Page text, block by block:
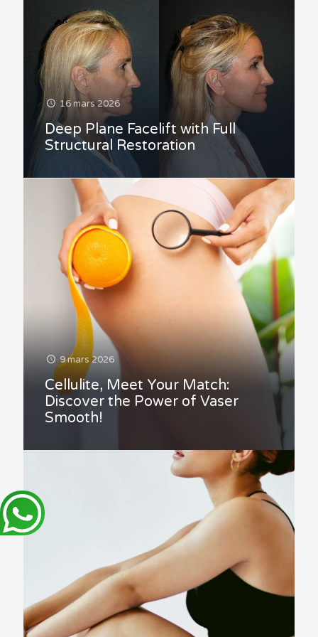
16 mars 2026
Deep Plane Facelift with Full
Structural Restoration
9 mars 2026
Cellulite, Meet Your Match:
Discover the Power of Vaser
Smooth!